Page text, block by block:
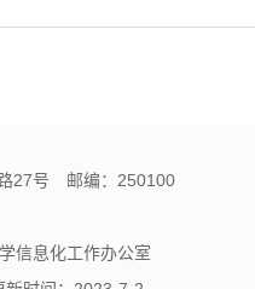
27号 邮编：250100
学信息化工作办公室